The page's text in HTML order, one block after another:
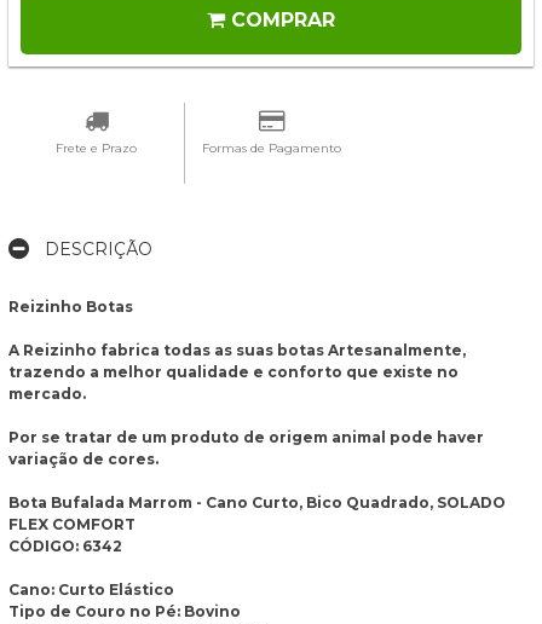
COMPRAR
Frete e Prazo Formas de Pagamento
DESCRIÇÃO
Reizinho Botas
A Reizinho fabrica todas as suas botas Artesanalmente,
trazendo a melhor qualidade e conforto que existe no
mercado.
Por se tratar de um produto de origem animal pode haver
variação de cores.
Bota Bufalada Marrom - Cano Curto, Bico Quadrado, SOLADO
FLEX COMFORT
CÓDIGO: 6342
Cano: Curto Elástico
Tipo de Couro no Pé: Bovino